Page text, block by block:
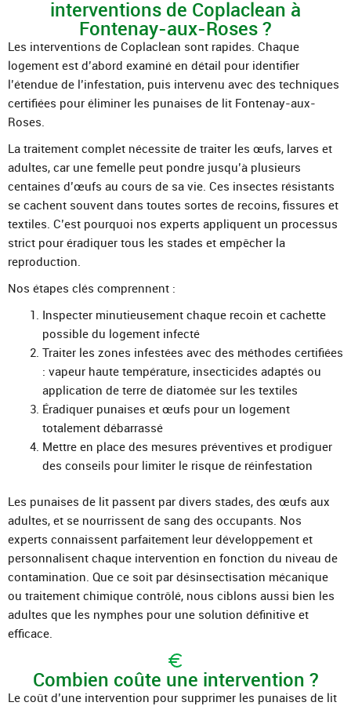
interventions de Coplaclean à
Fontenay-aux-Roses ?
Les interventions de Coplaclean sont rapides. Chaque
logement est d’abord examiné en détail pour identifier
l’étendue de l’infestation, puis intervenu avec des techniques
certifiées pour éliminer les punaises de lit Fontenay-aux-
Roses.
La traitement complet nécessite de traiter les œufs, larves et
adultes, car une femelle peut pondre jusqu’à plusieurs
centaines d’œufs au cours de sa vie. Ces insectes résistants
se cachent souvent dans toutes sortes de recoins, fissures et
textiles. C’est pourquoi nos experts appliquent un processus
strict pour éradiquer tous les stades et empêcher la
reproduction.
Nos étapes clés comprennent :
Inspecter minutieusement chaque recoin et cachette
possible du logement infecté
Traiter les zones infestées avec des méthodes certifiées
: vapeur haute température, insecticides adaptés ou
application de terre de diatomée sur les textiles
Éradiquer punaises et œufs pour un logement
totalement débarrassé
Mettre en place des mesures préventives et prodiguer
des conseils pour limiter le risque de réinfestation
Les punaises de lit passent par divers stades, des œufs aux
adultes, et se nourrissent de sang des occupants. Nos
experts connaissent parfaitement leur développement et
personnalisent chaque intervention en fonction du niveau de
contamination. Que ce soit par désinsectisation mécanique
ou traitement chimique contrôlé, nous ciblons aussi bien les
adultes que les nymphes pour une solution définitive et
efficace.
Combien coûte une intervention ?
Le coût d’une intervention pour supprimer les punaises de lit